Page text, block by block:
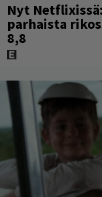
Nyt
parhaista
8,8